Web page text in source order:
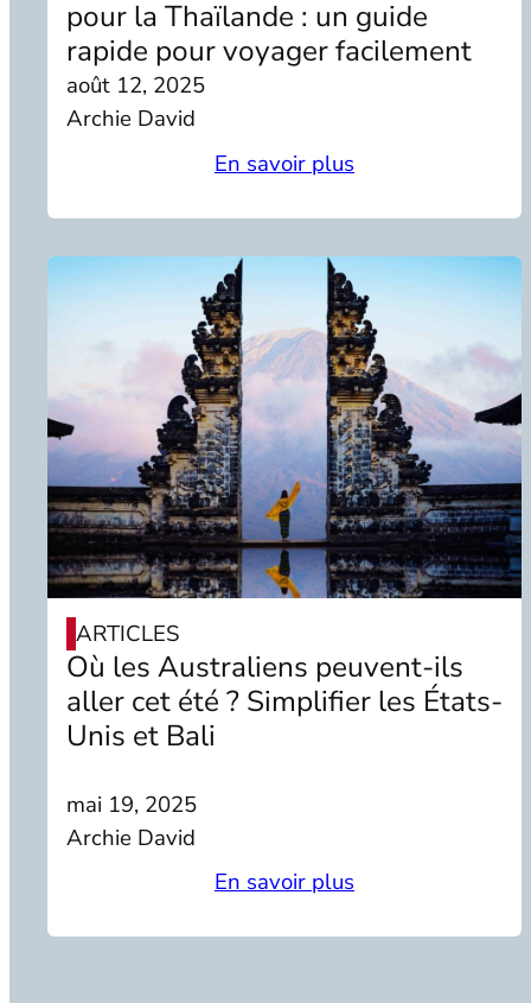
pour la Thaïlande : un guide
rapide pour voyager facilement
août 12, 2025
Archie David
En savoir plus
ARTICLES
Où les Australiens peuvent-ils
aller cet été ? Simplifier les États-
Unis et Bali
mai 19, 2025
Archie David
En savoir plus